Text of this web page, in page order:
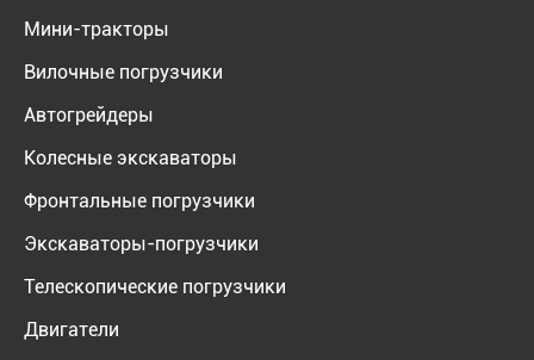
Мини-тракторы
Вилочные погрузчики
Автогрейдеры
Колесные экскаваторы
Фронтальные погрузчики
Экскаваторы-погрузчики
Телескопические погрузчики
Двигатели